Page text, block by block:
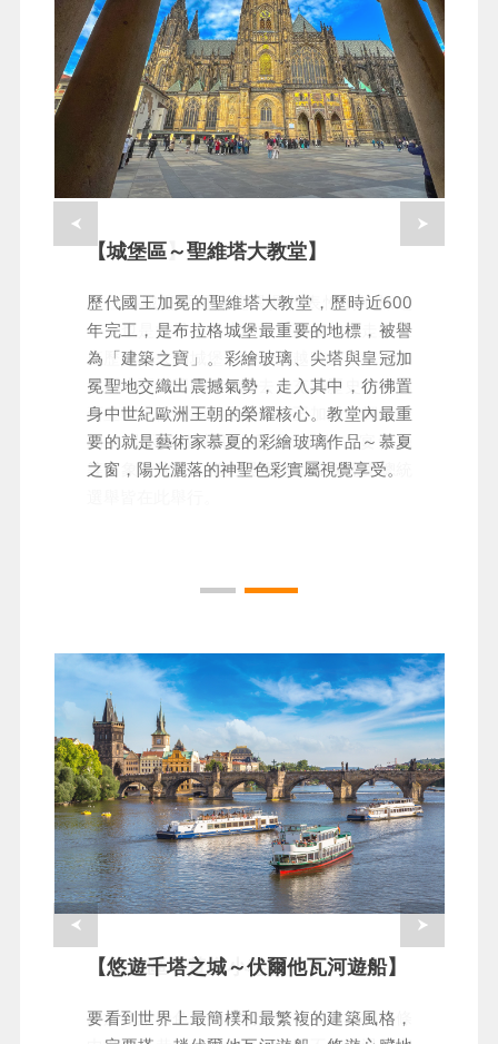
【城堡區～聖維塔大教堂】
歷代國王加冕的聖維塔大教堂，歷時近600
年完工，是布拉格城堡最重要的地標，被譽
為「建築之寶」。彩繪玻璃、尖塔與皇冠加
冕聖地交織出震撼氣勢，走入其中，彷彿置
身中世紀歐洲王朝的榮耀核心。教堂內最重
要的就是藝術家慕夏的彩繪玻璃作品～慕夏
之窗，陽光灑落的神聖色彩實屬視覺享受。
【城堡區】
布拉格城堡區是捷克最具代表性的地標之
一，也是世界上最大的古堡建築群。走進這
座歷史悠久的城堡，彷彿穿越時空，沉浸在
波西米亞王國的輝煌過去。充滿歷史氛圍的
舊皇宮，依舊能感受歷代國王加冕的輝煌時
刻，展示極致華麗的皇冠、權杖、宴會廳
等，象徵往昔的權力與強盛，現今捷克總統
【悠遊千塔之城～伏爾他瓦河遊船】
要看到世界上最簡樸和最繁複的建築風格，
【城堡區～黃金小巷】
步於童話般色彩繽紛的黃金小巷，發掘這條